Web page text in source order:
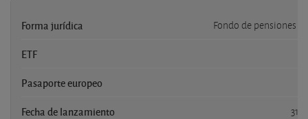
Forma jurídica Fondo de pensiones
ETF
Pasaporte europeo
Fecha de lanzamiento 31/